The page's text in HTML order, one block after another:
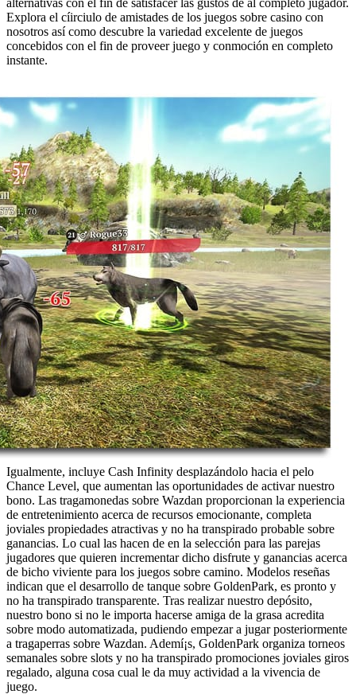
alternativas con el fin de satisfacer las gustos de al completo jugador.
Explora el cí­irciulo de amistades de los juegos sobre casino con
nosotros así­ como descubre la variedad excelente de juegos
concebidos con el fin de proveer juego y conmoción en completo
instante.
Igualmente, incluye Cash Infinity desplazándolo hacia el pelo
Chance Level, que aumentan las oportunidades de activar nuestro
bono. Las tragamonedas sobre Wazdan proporcionan la experiencia
de entretenimiento acerca de recursos emocionante, completa
joviales propiedades atractivas y no ha transpirado probable sobre
ganancias. Lo cual las hacen de en la selección para las parejas
jugadores que quieren incrementar dicho disfrute y ganancias acerca
de bicho viviente para los juegos sobre camino. Modelos reseñas
indican que el desarrollo de tanque sobre GoldenPark, es pronto y
no ha transpirado transparente. Tras realizar nuestro depósito,
nuestro bono si no le importa hacerse amiga de la grasa acredita
sobre modo automatizada, pudiendo empezar a jugar posteriormente
a tragaperras sobre Wazdan. Ademí¡s, GoldenPark organiza torneos
semanales sobre slots y no ha transpirado promociones joviales giros
regalado, alguna cosa cual le da muy actividad a la vivencia de
juego.